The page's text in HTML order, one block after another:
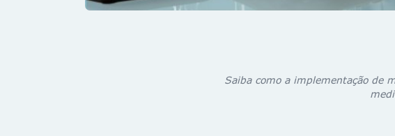
Saiba como a implementação de